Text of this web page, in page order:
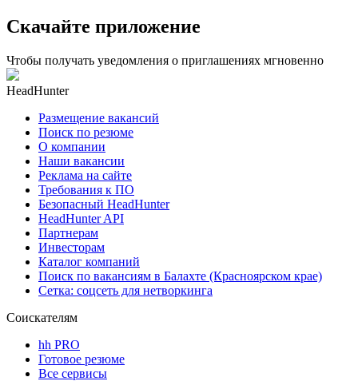
Скачайте приложение
Чтобы получать уведомления о приглашениях мгновенно
HeadHunter
Размещение вакансий
Поиск по резюме
О компании
Наши вакансии
Реклама на сайте
Требования к ПО
Безопасный HeadHunter
HeadHunter API
Партнерам
Инвесторам
Каталог компаний
Поиск по вакансиям в Балахте (Красноярском крае)
Сетка: соцсеть для нетворкинга
Соискателям
hh PRO
Готовое резюме
Все сервисы